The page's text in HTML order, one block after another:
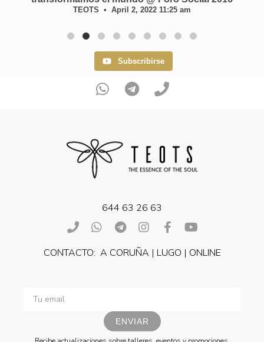
Subscribirse
644 63 26 63
CONTACTO: A CORUÑA | LUGO | ONLINE
ENVIAR